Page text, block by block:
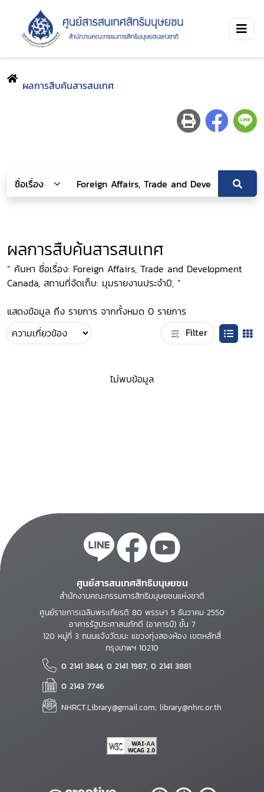
ผลการสืบค้นสารสนเทศ
ผลการสืบค้นสารสนเทศ
“ ค้นหา ชื่อเรื่อง: Foreign Affairs, Trade and Development
Canada, สถานที่จัดเก็บ: มุมรายงานประจำปี, ”
แสดงข้อมูล ถึง รายการ จากทั้งหมด 0 รายการ
Filter
ไม่พบข้อมูล
ศูนย์สารสนเทศสิทธิมนุษยชน
สำนักงานคณะกรรมการสิทธิมนุษยชนแห่งชาติ
ศูนย์ราชการเฉลิมพระเกียรติ 80 พรรษา 5 ธันวาคม 2550
อาคารรัฐประศาสนภักดี (อาคารบี) ชั้น 7
120 หมู่ที่ 3 ถนนแจ้งวัฒนะ แขวงทุ่งสองห้อง เขตหลักสี่
กรุงเทพฯ 10210
0 2141 3844, 0 2141 1987, 0 2141 3881
0 2143 7746
NHRCT.Library@gmail.com; library@nhrc.or.th